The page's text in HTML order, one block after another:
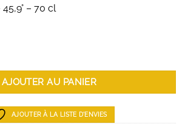
– 70 cl
AJOUTER AU PANIER
AJOUTER À LA LISTE D'ENVIES